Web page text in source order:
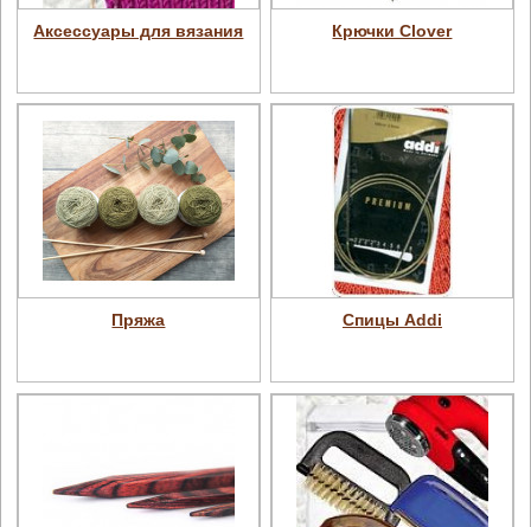
Аксессуары для вязания Крючки Clover
Пряжа Спицы Addi